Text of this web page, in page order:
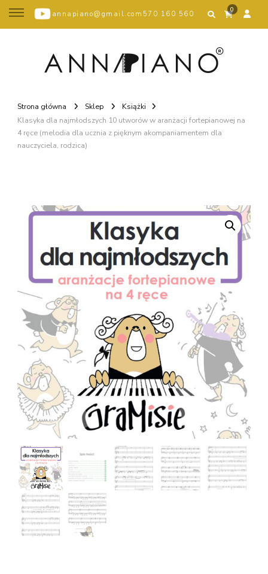
annapiano@gmail.com 570 160 560 0
Strona główna Sklep
Książki
Klasyka dla najmłodszych 10 utworów w aranżacji fortepianowej na
4 ręce (melodia dla ucznia z pięknym akompaniamentem dla
nauczyciela, rodzica)